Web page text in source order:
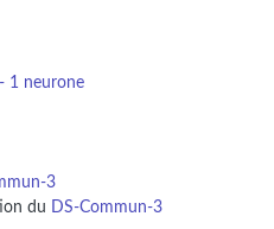
1 neurone
3
du
DS-Commun-3